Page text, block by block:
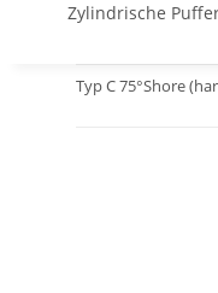
Zylindrische
Typ C 75°Shore